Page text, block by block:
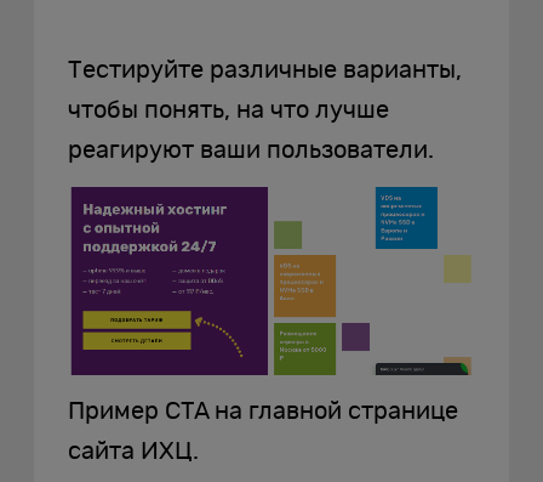
Тестируйте различные варианты,
чтобы понять, на что лучше
реагируют ваши пользователи.
Пример CTA на главной странице
сайта ИХЦ.